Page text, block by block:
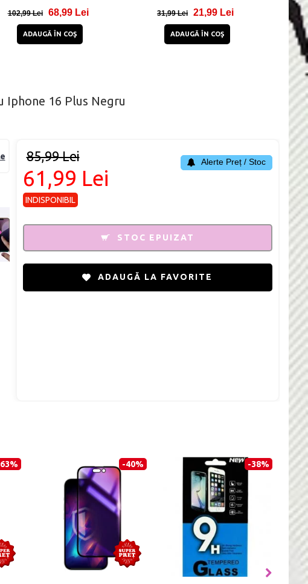
102,99 Lei 68,99 Lei
ADAUGĂ ÎN COŞ
31,99 Lei 21,99 Lei
ADAUGĂ ÎN COŞ
Iphone 16 Plus Negru
85,99 Lei
61,99 Lei
INDISPONIBIL
Alerte Preț / Stoc
STOC EPUIZAT
ADAUGĂ LA FAVORITE
-70% -55%